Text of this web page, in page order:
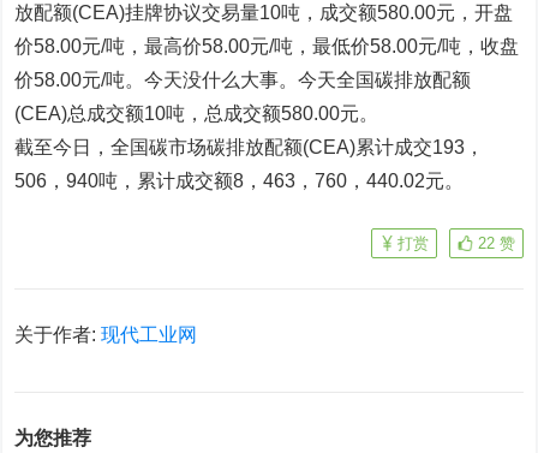
放配额(CEA)挂牌协议交易量10吨，成交额580.00元，开盘
价58.00元/吨，最高价58.00元/吨，最低价58.00元/吨，收盘
价58.00元/吨。今天没什么大事。今天全国碳排放配额
(CEA)总成交额10吨，总成交额580.00元。
截至今日，全国碳市场碳排放配额(CEA)累计成交193，
506，940吨，累计成交额8，463，760，440.02元。
22 赞
打赏
关于作者:现代工业网
为您推荐